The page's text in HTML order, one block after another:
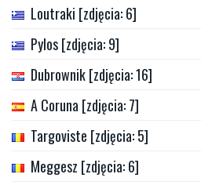
Loutraki [zdjęcia: 6]
Pylos [zdjęcia: 9]
Dubrownik [zdjęcia: 16]
A Coruna [zdjęcia: 7]
Targoviste [zdjęcia: 5]
Meggesz [zdjęcia: 6]